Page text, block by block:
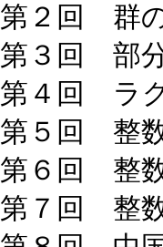
第２回 群
第３回 部
第４回 ラ
第５回 整
第６回 整
第７回 整